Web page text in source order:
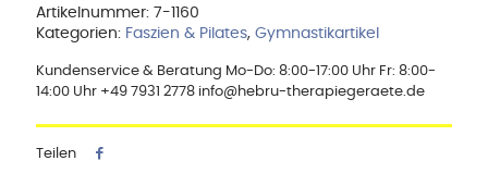
Artikelnummer: 7-1160
Kategorien: Faszien & Pilates, Gymnastikartikel
Kundenservice & Beratung Mo-Do: 8:00-17:00 Uhr Fr: 8:00-
14:00 Uhr +49 7931 2778 info@hebru-therapiegeraete.de
Teilen